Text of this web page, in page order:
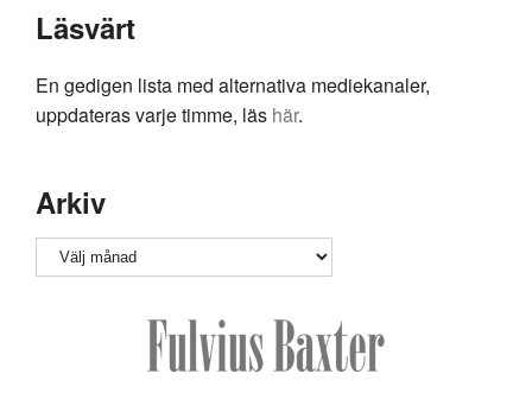
Läsvärt
En gedigen lista med alternativa mediekanaler,
uppdateras varje timme, läs här.
Arkiv
Arkiv